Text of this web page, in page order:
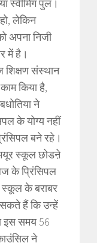
स्वीमिंग पुल।
लेकिन
अपना निजी
में है।
शिक्षण संस्थान
किया है,
ने
के योग्य नहीं
बने रहे।
मयूर स्कूल छोडऩे
के प्रिंसिपल
स्कूल के बराबर
हैं कि उन्हें
इस समय 56
ने